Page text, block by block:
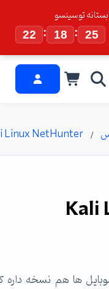
توسینسو
22 : 18 :
Kali Linux NetHunter
ها هم نسخه داره که